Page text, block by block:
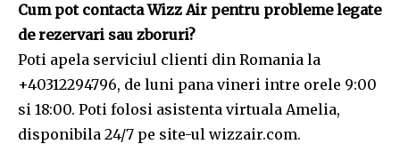
Cum pot contacta Wizz Air pentru probleme legate
de rezervari sau zboruri?
Poti apela serviciul clienti din Romania la
+40312294796, de luni pana vineri intre orele 9:00
si 18:00. Poti folosi asistenta virtuala Amelia,
disponibila 24/7 pe site-ul wizzair.com.